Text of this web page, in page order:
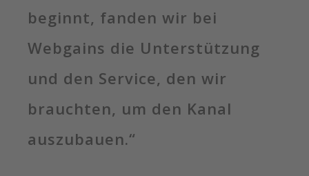
beginnt, fanden wir bei
Webgains die Unterstützung
und den Service, den wir
brauchten, um den Kanal
auszubauen.“